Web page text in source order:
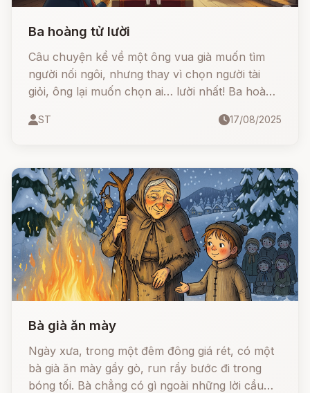
Ba hoàng tử lười
Câu chuyện kể về một ông vua già muốn tìm
người nối ngôi, nhưng thay vì chọn người tài
giỏi, ông lại muốn chọn ai… lười nhất! Ba hoàng
theo cách không ai ngờ tới.
ST 17/08/2025
Bà già ăn mày
Ngày xưa, trong một đêm đông giá rét, có một
bà già ăn mày gầy gò, run rẩy bước đi trong
bóng tối. Bà chẳng có gì ngoài những lời cầu